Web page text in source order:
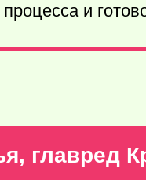
и
главред